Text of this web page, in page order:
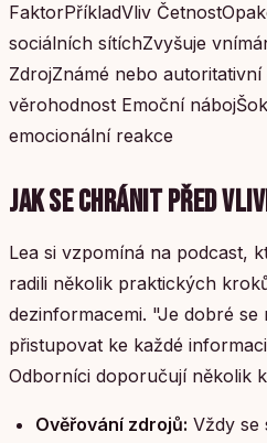
FaktorPříkladVliv
sociálních sítíchZvyšuje
ZdrojZnámé nebo autoritativní
věrohodnost Emoční
emocionální reakce
JAK SE CHRÁNIT PŘED
Lea si vzpomíná na podcast,
radili několik praktických
dezinformacemi. "Je dobré
přistupovat ke každé
Odborníci doporučují několik
Ověřování zdrojů: Vždy se